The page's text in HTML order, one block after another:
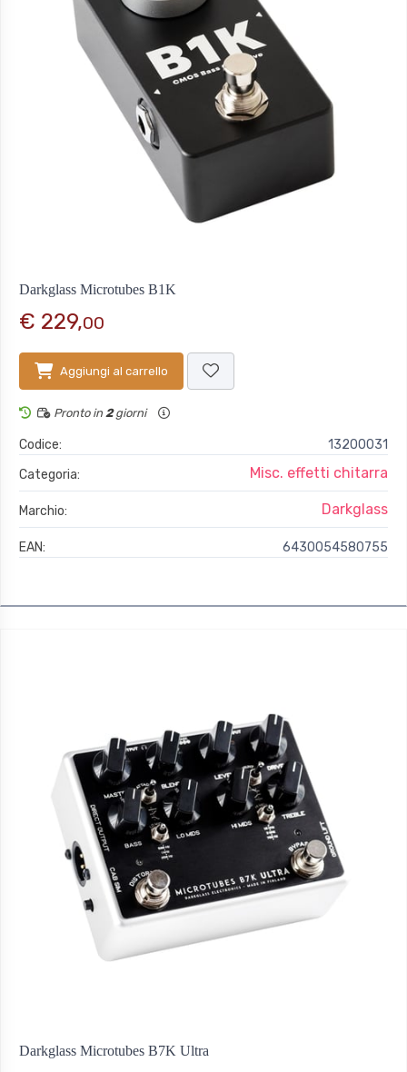
Darkglass Microtubes B1K
€ 229,00
Aggiungi al carrello
Pronto in 2giorni
Codice:
13200031
Categoria:
Misc. effetti chitarra
Marchio: Darkglass
EAN: 6430054580755
Darkglass Microtubes B7K Ultra